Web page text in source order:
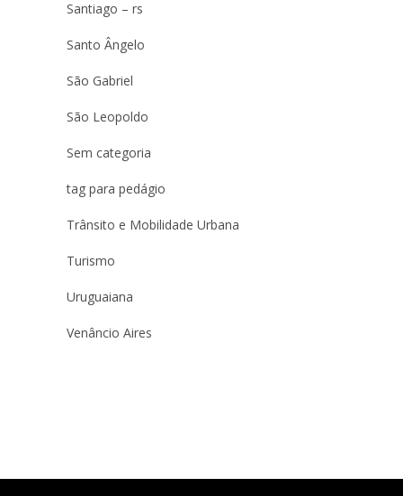
Santiago – rs
Santo Ângelo
São Gabriel
São Leopoldo
Sem categoria
tag para pedágio
Trânsito e Mobilidade Urbana
Turismo
Uruguaiana
Venâncio Aires